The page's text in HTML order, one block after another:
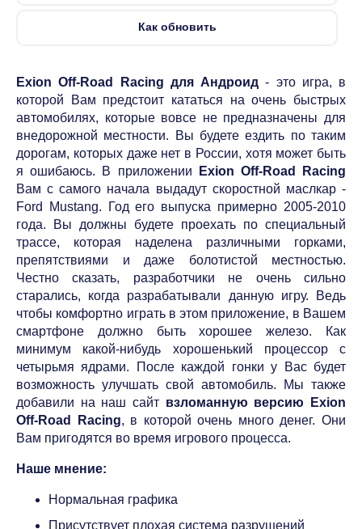
Как обновить
Exion Off-Road Racing для Андроид - это игра, в
которой Вам предстоит кататься на очень быстрых
автомобилях, которые вовсе не предназначены для
внедорожной местности. Вы будете ездить по таким
дорогам, которых даже нет в России, хотя может быть
я ошибаюсь. В приложении
Exion Off-Road Racing
Вам с самого начала выдадут скоростной маслкар -
Ford Mustang. Год его выпуска примерно 2005-2010
года. Вы должны будете проехать по специальный
трассе, которая наделена различными горками,
препятствиями и даже болотистой местностью.
Честно сказать, разработчики не очень сильно
старались, когда разрабатывали данную игру. Ведь
чтобы комфортно играть в этом приложение, в Вашем
смартфоне должно быть хорошее железо. Как
минимум какой-нибудь хорошенький процессор с
четырьмя ядрами. После каждой гонки у Вас будет
возможность улучшать свой автомобиль. Мы также
добавили на наш сайт взломанную версию Exion
Off-Road Racing, в которой очень много денег. Они
Вам пригодятся во время игрового процесса.
Наше мнение:
Нормальная графика
Присутствует плохая система разрушений